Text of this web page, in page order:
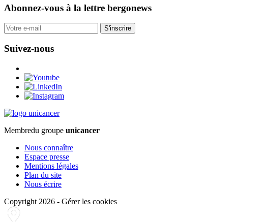
Abonnez-vous à la lettre bergonews
S'inscrire
Suivez-nous
Membredu groupe unicancer
Nous connaître
Espace presse
Mentions légales
Plan du site
Nous écrire
Copyright 2026 - Gérer les cookies